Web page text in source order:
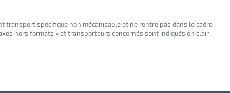
spécifique non mécanisable et ne rentre pas dans le cadre
hors formats » et transporteurs concernés sont indiqués en clair